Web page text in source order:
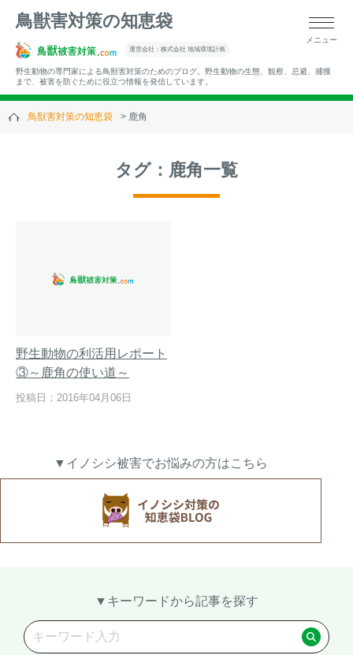
鳥獣害対策の知恵袋
運営会社：株式会社 地域環境計画
野生動物の専門家による鳥獣害対策のためのブログ。野生動物の生態、観察、忌避、捕獲
まで、被害を防ぐために役立つ情報を発信しています。
メニュー
▼キーワードから記事を探す
に」【2024年版】
メルマガ登録 お役立ち資料
ご相談
お問い合わせ
オンライン
鳥獣害対策の知恵袋 鹿角
タグ：鹿角一覧
野生動物の利活用レポート
③～鹿角の使い道～
投稿日：2016年04月06日
▼イノシシ被害でお悩みの方はこちら
▼キーワードから記事を探す